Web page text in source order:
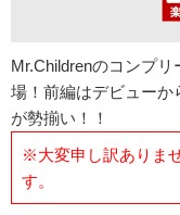
Mr.Childrenのコンプ
場！前編はデビューか
が勢揃い！！
※大変申し訳ありま
す。